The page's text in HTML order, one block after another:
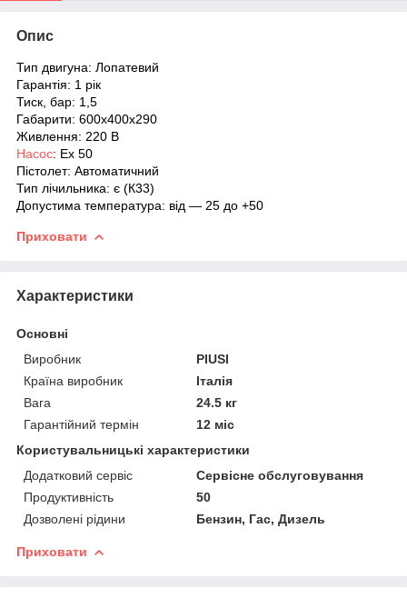
Опис
Тип двигуна: Лопатевий
Гарантія: 1 рік
Тиск, бар: 1,5
Габарити: 600x400x290
Живлення: 220 В
Насос: Ex 50
Пістолет: Автоматичний
Тип лічильника: є (К33)
Допустима температура: від ― 25 до +50
Приховати
Характеристики
Основні
Виробник
PIUSI
Країна виробник
Італія
Вага
24.5 кг
Гарантійний термін
12 міс
Користувальницькі характеристики
Додатковий сервіс
Сервісне обслуговування
Продуктивність
50
Дозволені рідини
Бензин, Гас, Дизель
Приховати